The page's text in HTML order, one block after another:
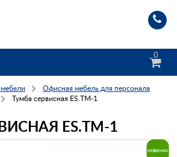
0
Офисная мебель для персонала
Тумба сервисная ES.ТМ-1
ES.ТМ-1